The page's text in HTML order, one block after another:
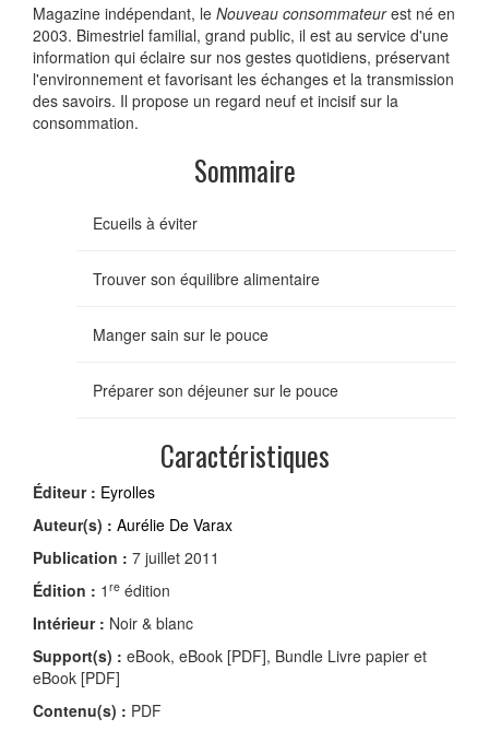
Magazine indépendant, le Nouveau consommateurest né en
2003. Bimestriel familial, grand public, il est au service d'une
information qui éclaire sur nos gestes quotidiens, préservant
l'environnement et favorisant les échanges et la transmission
des savoirs. Il propose un regard neuf et incisif sur la
consommation.
Sommaire
Ecueils à éviter
Trouver son équilibre alimentaire
Manger sain sur le pouce
Préparer son déjeuner sur le pouce
Caractéristiques
Éditeur : Eyrolles
Auteur(s) : Aurélie De Varax
Publication : 7 juillet 2011
Édition : 1 re édition
Intérieur : Noir & blanc
Support(s) : eBook, eBook [PDF], Bundle Livre papier et
eBook [PDF]
Contenu(s) : PDF